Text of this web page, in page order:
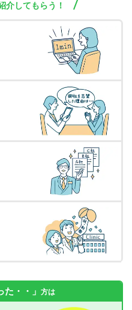
介してもらう！
・・」 方は